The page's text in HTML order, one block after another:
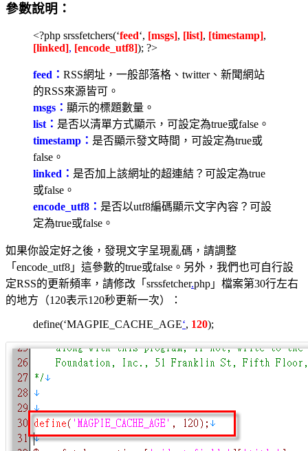
參數說明：
<?php srssfetchers(‘feed‘, [msgs], [list], [timestamp],
[linked], [encode_utf8]); ?>
feed： RSS網址，一般部落格、twitter、新聞網站
的RSS來源皆可。
msgs： 顯示的標題數量。
list： 是否以清單方式顯示，可設定為true或false。
timestamp： 是否顯示發文時間，可設定為true或
false。
linked： 是否加上該網址的超連結？可設定為true
或false。
encode_utf8： 是否以utf8編碼顯示文字內容？可設
定為true或false。
如果你設定好之後，發現文字呈現亂碼，請調整
「encode_utf8」這參數的true或false。另外，我們也可自行設
定RSS的更新頻率，請修改「srssfetcher.php」檔案第30行左右
的地方（120表示120秒更新一次）：
define(‘MAGPIE_CACHE_AGE‘, 120);